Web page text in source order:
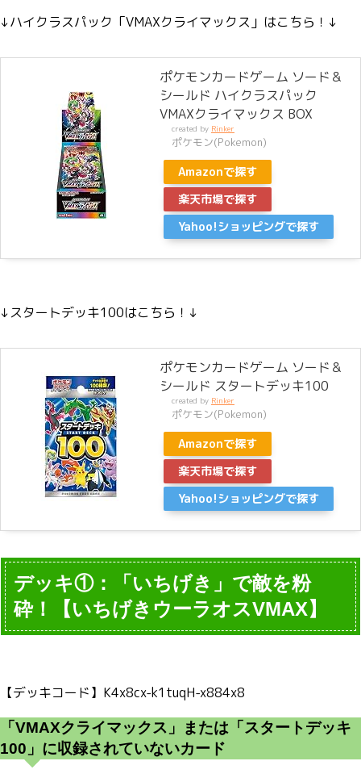
↓ハイクラスパック「VMAXクライマックス」はこちら！↓
ポケモンカードゲーム ソード＆
シールド ハイクラスパック
VMAXクライマックス BOX
created by Rinker
ポケモン(Pokemon)
Amazonで探す
楽天市場で探す
Yahoo!ショッピングで探す
↓スタートデッキ100はこちら！↓
ポケモンカードゲーム ソード＆
シールド スタートデッキ100
created by Rinker
ポケモン(Pokemon)
Amazonで探す
楽天市場で探す
Yahoo!ショッピングで探す
デッキ①：「いちげき」で敵を粉
砕！【いちげきウーラオスVMAX】
【デッキコード】K4x8cx-k1tuqH-x884x8
「VMAXクライマックス」または「スタートデッキ
100」に収録されていないカード